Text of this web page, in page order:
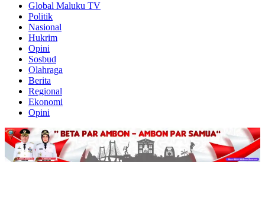
Global Maluku TV
Politik
Nasional
Hukrim
Opini
Sosbud
Olahraga
Berita
Regional
Ekonomi
Opini